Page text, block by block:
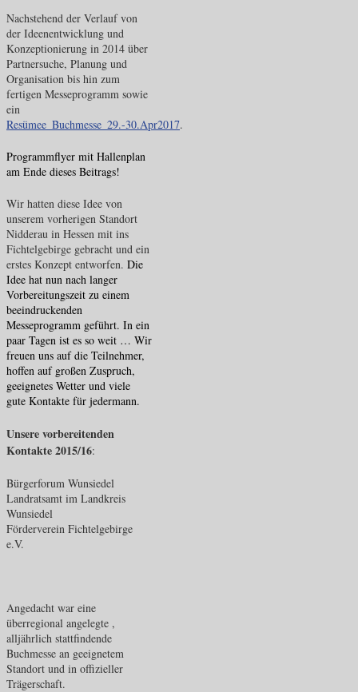
Nachstehend der Verlauf von
der Ideenentwicklung und
Konzeptionierung in 2014 über
Partnersuche, Planung und
Organisation bis hin zum
fertigen Messeprogramm sowie
ein
Resümee_Buchmesse_29.-30.Apr2017.
Programmflyer mit Hallenplan
am Ende dieses Beitrags!
Wir hatten diese Idee von
unserem vorherigen Standort
Nidderau in Hessen mit ins
Fichtelgebirge gebracht und ein
erstes Konzept entworfen. Die
Idee hat nun nach langer
Vorbereitungszeit zu einem
beeindruckenden
Messeprogramm geführt. In ein
paar Tagen ist es so weit … Wir
freuen uns auf die Teilnehmer,
hoffen auf großen Zuspruch,
geeignetes Wetter und viele
gute Kontakte für jedermann.
Unsere vorbereitenden
Kontakte 2015/16:
Bürgerforum Wunsiedel
Landratsamt im Landkreis
Wunsiedel
Förderverein Fichtelgebirge
e.V.
Angedacht war eine
überregional angelegte ,
alljährlich stattfindende
Buchmesse an geeignetem
Standort und in offizieller
Trägerschaft.